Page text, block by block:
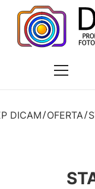
DICAM OFERTA